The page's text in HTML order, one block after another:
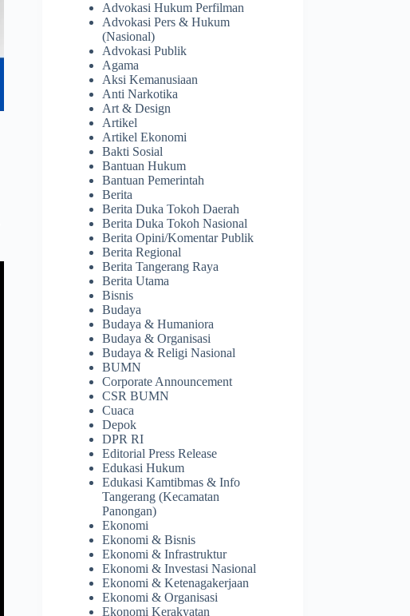
Advokasi Hukum Perfilman
Advokasi Pers & Hukum
(Nasional)
Advokasi Publik
Agama
Aksi Kemanusiaan
Anti Narkotika
Art & Design
Artikel
Artikel Ekonomi
Bakti Sosial
Bantuan Hukum
Bantuan Pemerintah
Berita
Berita Duka Tokoh Daerah
Berita Duka Tokoh Nasional
Berita Opini/Komentar Publik
Berita Regional
Berita Tangerang Raya
Berita Utama
Bisnis
Budaya
Budaya & Humaniora
Budaya & Organisasi
Budaya & Religi Nasional
BUMN
Corporate Announcement
CSR BUMN
Cuaca
Depok
DPR RI
Editorial Press Release
Edukasi Hukum
Edukasi Kamtibmas & Info
Tangerang (Kecamatan
Panongan)
Ekonomi
Ekonomi & Bisnis
Ekonomi & Infrastruktur
Ekonomi & Investasi Nasional
Ekonomi & Ketenagakerjaan
Ekonomi & Organisasi
Ekonomi Kerakyatan